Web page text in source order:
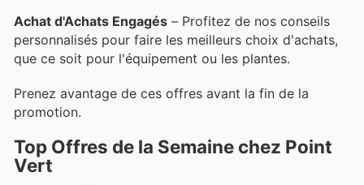
Achat d'Achats Engagés – Profitez de nos conseils
personnalisés pour faire les meilleurs choix d'achats,
que ce soit pour l'équipement ou les plantes.
Prenez avantage de ces offres avant la fin de la
promotion.
Top Offres de la Semaine chez Point
Vert